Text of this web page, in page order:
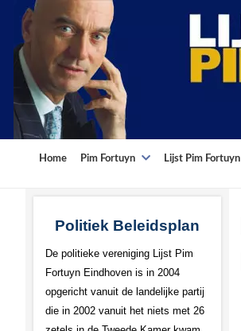
Home Pim Fortuyn Lijst Pim Fortuyn
Politiek Beleidsplan
De politieke vereniging Lijst Pim
Fortuyn Eindhoven is in 2004
opgericht vanuit de landelijke partij
die in 2002 vanuit het niets met 26